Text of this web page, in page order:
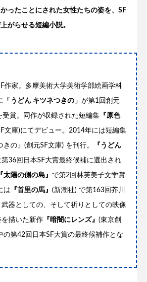
ったことにされた女性たちの姿を、 SF
がらせる短編小説。
作家。多摩美術大学美術学部絵画学科
「うどん キツネつきの」 が第1回創元
受賞。同作が収録された短編集 『原色
文庫)にてデビュー。2014年には短編集
きの』(創元SF文庫) を刊行。 『うどん
第36回日本SF大賞最終候補に選出され
『太陽の側の島』 で第2回林芙美子文学賞
は 『首里の馬』 (新潮社) で第163回芥川
器としての、そして祈りとしての映像
描いた新作 『暗闇にレンズ』 (東京創
の第42回日本SF大賞の最終候補作とな